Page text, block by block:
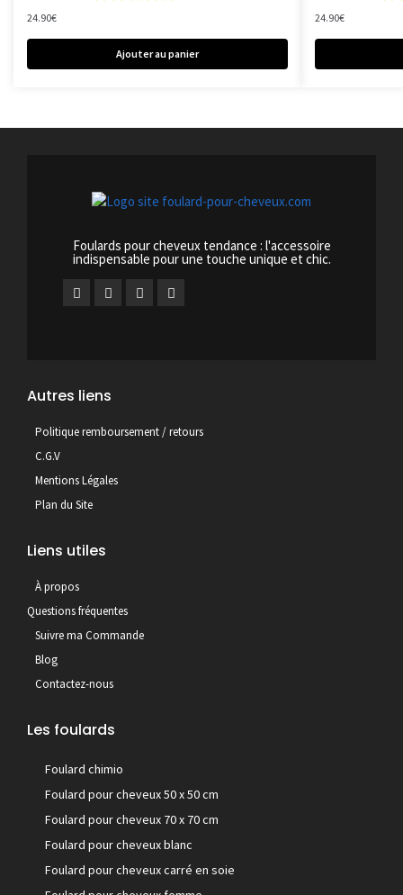
24.90€
Ajouter au panier
24.90€
Foulards pour cheveux tendance : l'accessoire
indispensable pour une touche unique et chic.
Autres liens
Politique remboursement / retours
C.G.V
Mentions Légales
Plan du Site
Liens utiles
À propos
Questions fréquentes
Suivre ma Commande
Blog
Contactez-nous
Les foulards
Foulard chimio
Foulard pour cheveux 50 x 50 cm
Foulard pour cheveux 70 x 70 cm
Foulard pour cheveux blanc
Foulard pour cheveux carré en soie